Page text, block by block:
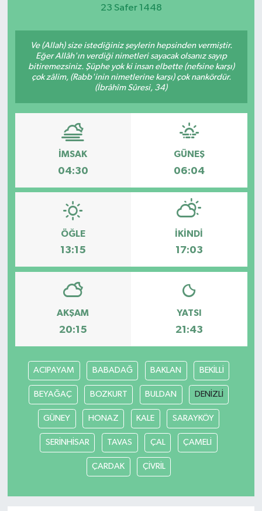
23 Safer 1448
Ve (Allah) size istediğiniz şeylerin hepsinden vermiştir.
Eğer Allâh'ın verdiği nimetleri sayacak olsanız sayıp
bitiremezsiniz. Şüphe yok ki insan elbette (nefsine karşı)
çok zâlim, (Rabb'inin nimetlerine karşı) çok nankördür.
(İbrâhîm Sûresi, 34)
İMSAK
04:30
GÜNEŞ
06:04
ÖĞLE
13:15
İKINDI
17:03
AKŞAM
20:15
YATSI
21:43
ACIPAYAM BABADAĞ BAKLAN BEKİLLİ
BEYAĞAÇ BOZKURT BULDAN DENİZLİ
GÜNEY HONAZ KALE SARAYKÖY
SERİNHİSAR TAVAS ÇAL ÇAMELİ
ÇARDAK ÇİVRİL
Etkinlikler